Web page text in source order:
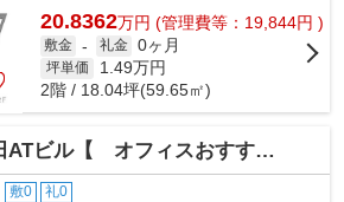
20.8362万円 (管理費等：19,844円 )
敷金 - 礼金 0ヶ月
坪単価 1.49万円
2階 / 18.04坪(59.65㎡)
ビル【 オフィスおすすめ 】
敷0 礼0